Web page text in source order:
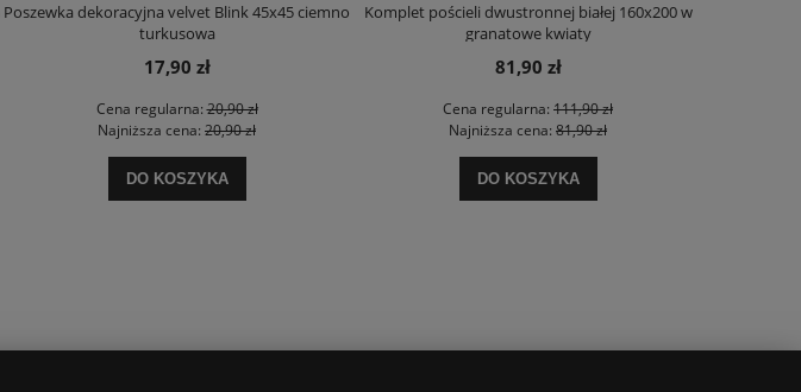
Poszewka dekoracyjna velvet Blink 45x45 ciemno
turkusowa
17,90 zł
Cena regularna:20,90 zł
Najniższa cena: 20,90 zł
DO KOSZYKA
Komplet pościeli dwustronnej białej 160x200 w
granatowe kwiaty
81,90 zł
Cena regularna: 111,90 zł
Najniższa cena: 81,90 zł
DO KOSZYKA